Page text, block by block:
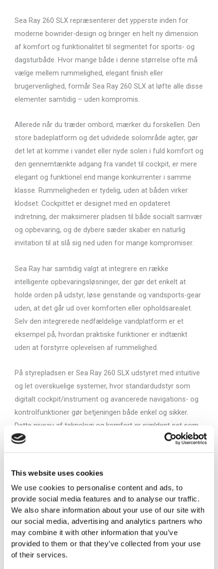
This website uses cookies
We use cookies to personalise content and ads, to
provide social media features and to analyse our traffic.
We also share information about your use of our site with
our social media, advertising and analytics partners who
may combine it with other information that you’ve
provided to them or that they’ve collected from your use
of their services.
Sea Ray 260 SLX repræsenterer det ypperste inden for
moderne bowrider-design og bringer en helt ny dimension
af komfort og funktionalitet til segmentet for sports- og
dagsturbåde. Hvor mange både i denne størrelse ofte må
vælge mellem rummelighed, elegant finish eller
brugervenlighed, formår Sea Ray 260 SLX at løfte alle disse
elementer samtidig – uden kompromis.
Allerede når du træder ombord, mærker du forskellen. Den
store badeplatform og det udvidede solområde agter, gør
det let at komme i vandet eller nyde solen i fuld komfort og
den gennemtænkte adgang fra vandet til cockpit, er mere
elegant og funktionel end mange konkurrenter i samme
klasse. Rummeligheden er tydelig, uden at båden virker
klodset: Cockpittet er designet med en opdateret
indretning, der maksimerer pladsen til både socialt samvær
og opbevaring, og de dybere sæder skaber en naturlig
invitation til at slå sig ned uden for mange kompromiser.
Sea Ray har samtidig valgt at integrere en række
intelligente opbevaringsløsninger, der gør det enkelt at
holde orden på udstyr, løse genstande og vandsports-gear
uden, at det går ud over komforten eller opholdsarealet.
Selv den integrerede nedfældelige vandplatform er et
eksempel på, hvordan praktiske funktioner er indtænkt
uden at forstyrre oplevelsen af rummelighed.
På styrepladsen er Sea Ray 260 SLX udstyret med intuitive
og let overskuelige systemer, hvor standardudstyr som
digitalt cockpit/instrument og avancerede navigations- og
kontrolfunktioner gør betjeningen både enkel og sikker.
Dette niveau af teknologi og komfort er sjældent set som
standard i segmentet, hvor mange konkurrenter kræver
ekstraudstyr for at komme tæt på samme funktionalitet.
Sea Ray er desuden kendt for deres fokus på kvalitet, og
SLX-serien bygger videre på dette ry med materialer og
finish, der fremstår mere luksuriøse og gennemførte end
de fleste både i denne størrelse. Den brede
svømmeplatform udvider oplevelsen af fritid på vandet,
mens fokus på design og ergonomi gør Sea Ray 260 SLX
til et naturligt førstevalg for både dem, der prioriterer